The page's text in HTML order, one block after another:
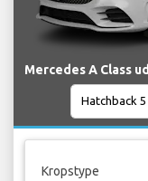
Mercedes A Class
Kropstype